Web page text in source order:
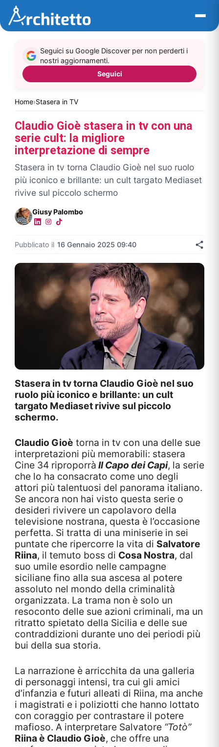
contenuto
Home›Stasera in TV
Seguici su Google Discover per non perderti i
nostri aggiornamenti.
Seguici
Claudio Gioè stasera in tv con una
serie cult: la migliore
interpretazione di sempre
Stasera in tv torna Claudio Gioè nel suo ruolo
più iconico e brillante: un cult targato Mediaset
rivive sul piccolo schermo
Giusy Palombo
Pubblicato il 16 Gennaio 2025 09:40
Stasera in tv torna Claudio Gioè nel suo
ruolo più iconico e brillante: un cult
targato Mediaset rivive sul piccolo
schermo.
Claudio Gioè torna in tv con una delle sue
interpretazioni più memorabili: stasera
Cine 34 riproporrà Il Capo dei Capi, la serie
che lo ha consacrato come uno degli
attori più talentuosi del panorama italiano.
Se ancora non hai visto questa serie o
desideri rivivere un capolavoro della
televisione nostrana, questa è l’occasione
perfetta. Si tratta di una miniserie in sei
puntate che ripercorre la vita di Salvatore
Riina, il temuto boss di Cosa Nostra, dal
suo umile esordio nelle campagne
siciliane fino alla sua ascesa al potere
assoluto nel mondo della criminalità
organizzata. La trama non è solo un
resoconto delle sue azioni criminali, ma un
ritratto spietato della Sicilia e delle sue
contraddizioni durante uno dei periodi più
bui della sua storia.
La narrazione è arricchita da una galleria
di personaggi intensi, tra cui gli amici
d’infanzia e futuri alleati di Riina, ma anche
i magistrati e i poliziotti che hanno lottato
con coraggio per contrastare il potere
mafioso. A interpretare Salvatore “Totò”
Riina è Claudio Gioè, che offre una